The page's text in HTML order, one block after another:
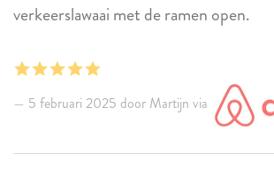
verkeerslawaai met de ramen open.
5 februari 2025 door Martijn via